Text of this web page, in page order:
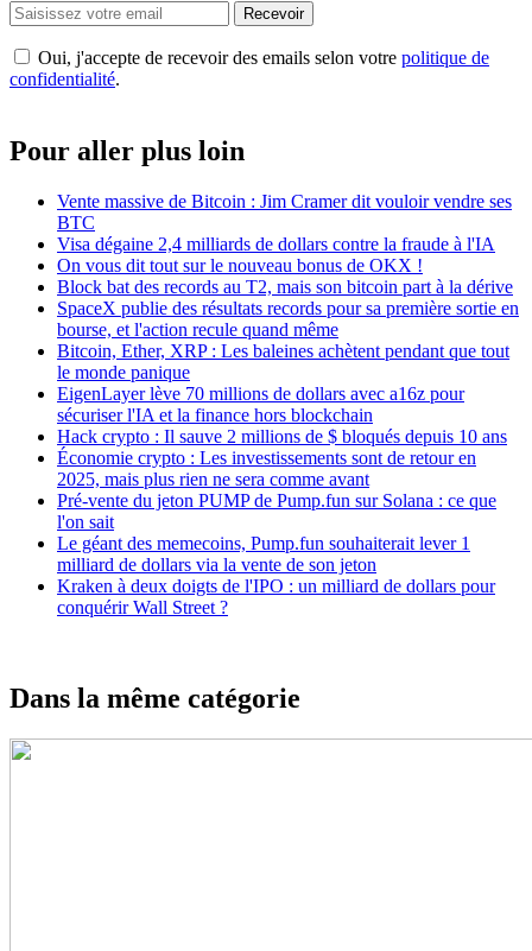
Recevoir
Oui, j'accepte de recevoir des emails selon votre politique de
confidentialité.
Pour aller plus loin
Vente massive de Bitcoin : Jim Cramer dit vouloir vendre ses
BTC
Visa dégaine 2,4 milliards de dollars contre la fraude à l'IA
On vous dit tout sur le nouveau bonus de OKX !
Block bat des records au T2, mais son bitcoin part à la dérive
SpaceX publie des résultats records pour sa première sortie en
bourse, et l'action recule quand même
Bitcoin, Ether, XRP : Les baleines achètent pendant que tout
le monde panique
EigenLayer lève 70 millions de dollars avec a16z pour
sécuriser l'IA et la finance hors blockchain
Hack crypto : Il sauve 2 millions de $ bloqués depuis 10 ans
Économie crypto : Les investissements sont de retour en
2025, mais plus rien ne sera comme avant
Pré-vente du jeton PUMP de Pump.fun sur Solana : ce que
l'on sait
Le géant des memecoins, Pump.fun souhaiterait lever 1
milliard de dollars via la vente de son jeton
Kraken à deux doigts de l'IPO : un milliard de dollars pour
conquérir Wall Street ?
Dans la même catégorie